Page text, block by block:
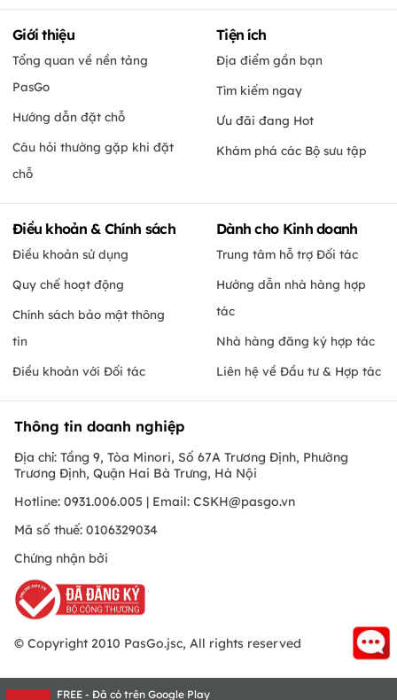
Giới thiệu
Tổng quan về nền tảng
PasGo
Hướng dẫn đặt chỗ
Câu hỏi thường gặp khi đặt
chỗ
Tiện ích
Địa điểm gần bạn
Tìm kiếm ngay
Ưu đãi đang Hot
Khám phá các Bộ sưu tập
Điều khoản & Chính sách
Điều khoản sử dụng
Quy chế hoạt động
Chính sách bảo mật thông
tin
Điều khoản với Đối tác
Dành cho Kinh doanh
Trung tâm hỗ trợ Đối tác
Hướng dẫn nhà hàng hợp
tác
Nhà hàng đăng ký hợp tác
Liên hệ về Đầu tư & Hợp tác
Thông tin doanh nghiệp
Địa chỉ: Tầng 9, Tòa Minori, Số 67A Trương Định, Phường
Trương Định, Quận Hai Bà Trưng, Hà Nội
Hotline: 0931.006.005 | Email: CSKH@pasgo.vn
Mã số thuế: 0106329034
Chứng nhận bởi
© Copyright 2010 PasGo.jsc, All rights reserved
FREE - Đã có trên Google Play